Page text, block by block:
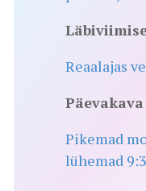
Reaalajas
Päevakava
Pikemad
lühemad